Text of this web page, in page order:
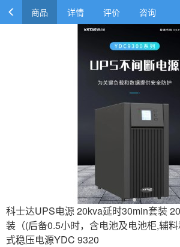
商品 详情 评价 咨询
科士达UPS电源 20kva延时30min套装
装（(后备0.5小时，含电池及电池柜,辅
式稳压电源YDC 9320